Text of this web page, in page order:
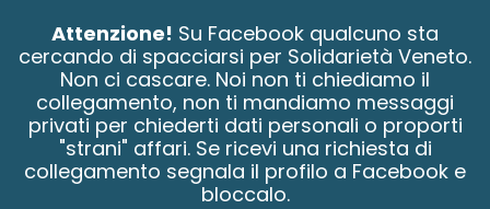
Attenzione! Su Facebook qualcuno sta
cercando di spacciarsi per Solidarietà Veneto.
Non ci cascare. Noi non ti chiediamo il
collegamento, non ti mandiamo messaggi
privati per chiederti dati personali o proporti
"strani" affari. Se ricevi una richiesta di
collegamento segnala il profilo a Facebook e
bloccalo.